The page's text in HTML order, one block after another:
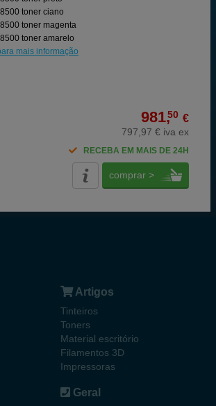
toner ciano
toner magenta
toner amarelo
mais informação
981,50 €
797,97 € iva ex
RECEBA EM MAIS DE 24H
comprar >
Artigos
Tinteiros
Toners
Material escritório
Filamentos 3D
Impressoras
Geral